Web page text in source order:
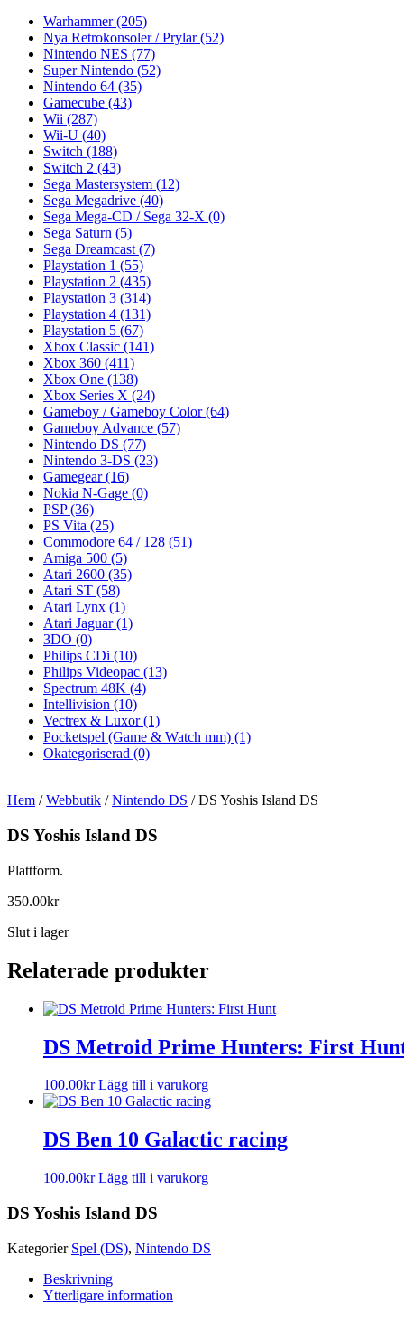
Warhammer(205)
Nya Retrokonsoler / Prylar(52)
Nintendo NES (77)
Super Nintendo (52)
Nintendo 64 (35)
Gamecube (43)
Wii (287)
Wii-U (40)
Switch (188)
Switch 2 (43)
Sega Mastersystem (12)
Sega Megadrive (40)
Sega Mega-CD / Sega 32-X (0)
Sega Saturn (5)
Sega Dreamcast (7)
Playstation 1 (55)
Playstation 2 (435)
Playstation 3 (314)
Playstation 4 (131)
Playstation 5 (67)
Xbox Classic (141)
Xbox 360 (411)
Xbox One (138)
Xbox Series X (24)
Gameboy / Gameboy Color(64)
Gameboy Advance (57)
Nintendo DS (77)
Nintendo 3-DS (23)
Gamegear(16)
Nokia N-Gage (0)
PSP(36)
PS Vita (25)
Commodore 64 / 128 (51)
Amiga 500 (5)
Atari 2600 (35)
Atari ST (58)
Atari Lynx (1)
Atari Jaguar(1)
3DO (0)
Philips CDi (10)
Philips Videopac (13)
Spectrum 48K (4)
Intellivision (10)
Vectrex & Luxor(1)
Pocketspel (Game & Watch mm) (1)
Okategoriserad (0)
Hem /Webbutik /Nintendo DS / DS Yoshis Island DS
DS Yoshis Island DS
Plattform.
350.00kr
Slut i lager
Relaterade produkter
DS Metroid Prime Hunters: First
100.00kr Lägg till i varukorg
DS Ben 10 Galactic racing
100.00kr Lägg till i varukorg
DS Yoshis Island DS
Kategorier Spel (DS), Nintendo DS
Beskrivning
Ytterligare information